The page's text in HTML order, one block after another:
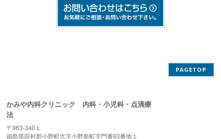
PAGETOP
かみや内科クリニック 内科・小児科・点滴療
法
〒963-340１
福島県田村郡小野町大字小野新町字門番93番地１